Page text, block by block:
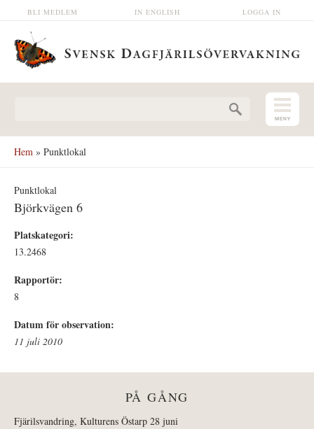
Hoppa till huvudinnehåll LOGGA IN
IN ENGLISH
BLI MEDLEM
Hem » Punktlokal
Punktlokal
Björkvägen 6
Platskategori:
13.2468
Rapportör:
8
Datum för observation:
11 juli 2010
PÅ GÅNG
Fjärilsvandring, Kulturens Östarp 28 juni